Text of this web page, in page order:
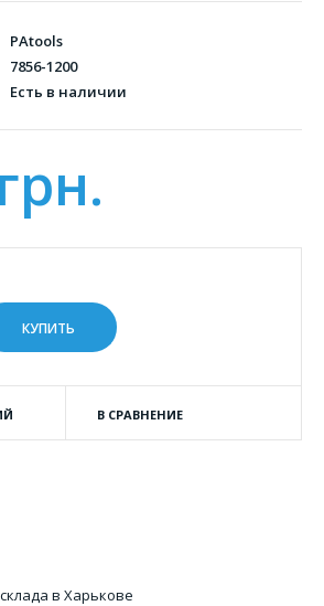
PAtools
7856-1200
Есть в наличии
В СРАВНЕНИЕ
в Харькове